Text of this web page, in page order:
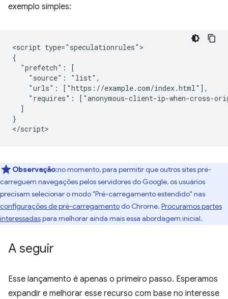
exemplo simples:
<script type="speculationrules">
{
  "prefetch": [
    "source": "list",
    "urls": ["https://example.com/index.html"],
"requires": ["anonymous-client-ip-when-cross-
  ]
}
Observação:no momento, para permitir que outros sites pré-
carreguem navegações pelos servidores do Google, os usuários
precisam selecionar o modo "Pré-carregamento estendido" nas
configurações de pré-carregamentodo Chrome. Procuramos partes
interessadaspara melhorar ainda mais essa abordagem inicial.
A seguir
Esse lançamento é apenas o primeiro passo. Esperamos
expandir e melhorar esse recurso com base no interesse